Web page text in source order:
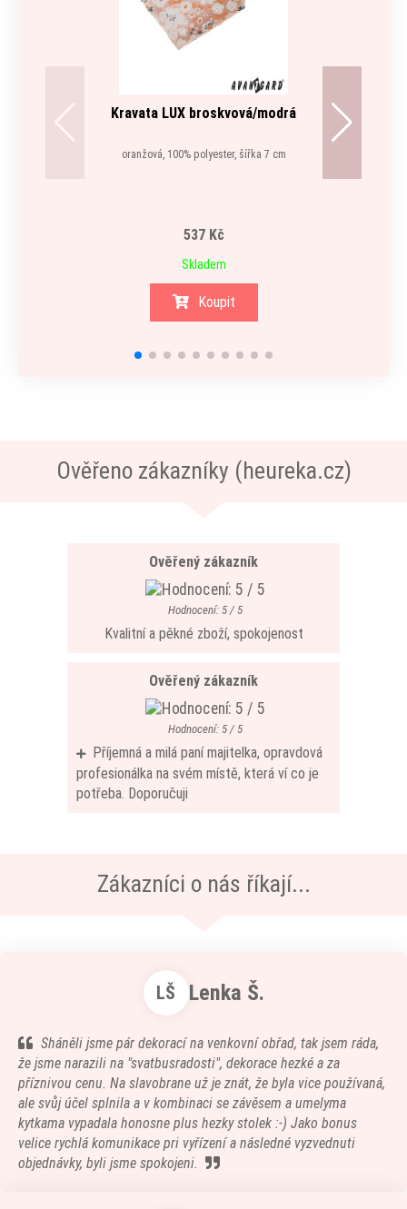
Kravata LUX broskvová/modrá
oranžová, 100% polyester, šířka 7 cm
537 Kč
Skladem
Koupit
Ověřeno zákazníky (heureka.cz)
Ověřený zákazník
Hodnocení: 5 / 5
Kvalitní a pěkné zboží, spokojenost
Ověřený zákazník
Hodnocení: 5 / 5
Příjemná a milá paní majitelka, opravdová
profesionálka na svém místě, která ví co je
potřeba. Doporučuji
Zákazníci o nás říkají...
LŠ Lenka Š.
Sháněli jsme pár dekorací na venkovní obřad, tak jsem ráda,
že jsme narazili na "svatbusradosti", dekorace hezké a za
příznivou cenu. Na slavobrane už je znát, že byla vice používaná,
ale svůj účel splnila a v kombinaci se závěsem a umelyma
kytkama vypadala honosne plus hezky stolek :-) Jako bonus
velice rychlá komunikace pri vyřízení a následné vyzvednuti
objednávky, byli jsme spokojeni.